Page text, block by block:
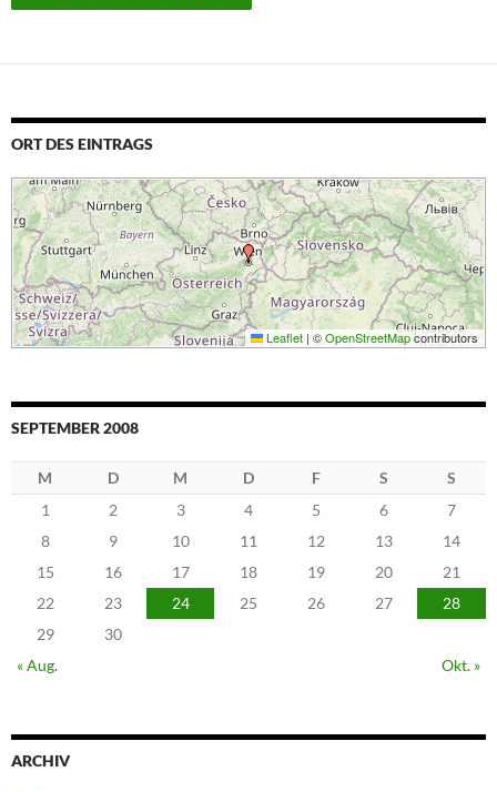
ORT DES EINTRAGS
Leaflet | ©OpenStreetMapcontributors
SEPTEMBER 2008
M D M D F S
S
1
2 3 4 5 6
7
8
9 10 11 12 13
14
15
16 17 18 19 20
21
22
23 24 25 26 27
28
29
30
« Aug.
Okt. »
ARCHIV